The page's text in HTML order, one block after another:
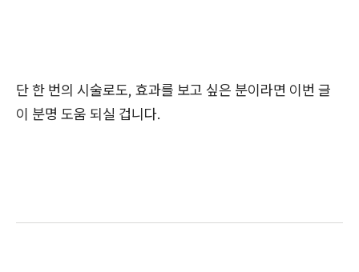
단 한 번의 시술로도, 효과를 보고 싶은 분이라면 이번 글
이 분명 도움 되실 겁니다.